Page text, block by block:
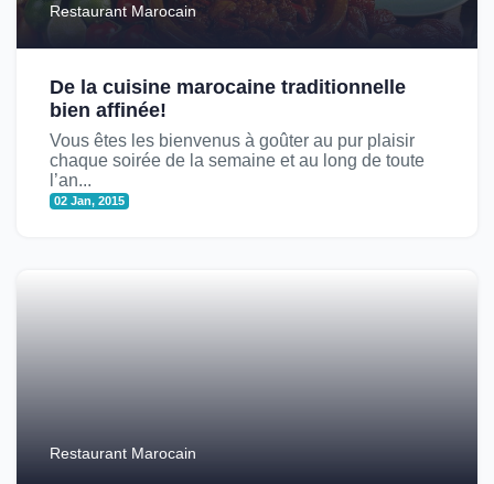
Restaurant Marocain
De la cuisine marocaine traditionnelle
bien affinée!
Vous êtes les bienvenus à goûter au pur plaisir
chaque soirée de la semaine et au long de toute
l’an...
02 Jan, 2015
Restaurant Marocain